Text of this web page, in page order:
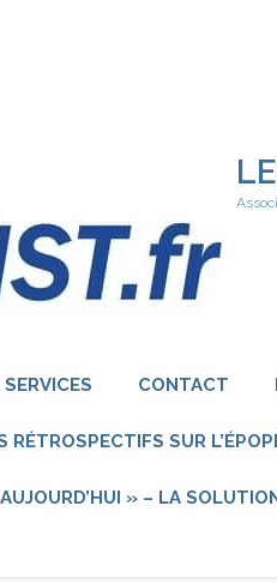
CONTACT
RÉTROSPECTIFS SUR
» – LA